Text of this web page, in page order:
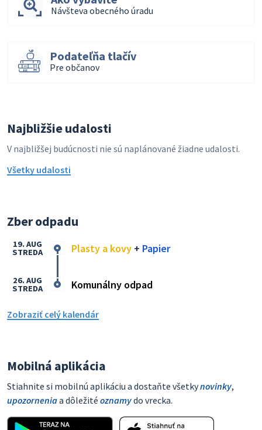
Návšteva obecného úradu
Podateľňa tlačív
Pre občanov
Najbližšie udalosti
V najbližšej budúcnosti nie sú naplánované žiadne udalosti.
Všetky udalosti
Zber odpadu
Plasty a kovy + Papier
19. AUG
STREDA
Komunálny odpad
26. AUG
STREDA
Zobraziť celý kalendár
Mobilná aplikácia
Stiahnite si mobilnú aplikáciu a dostaňte všetkynovinky,
upozorneniaa dôležité oznamydo vrecka.